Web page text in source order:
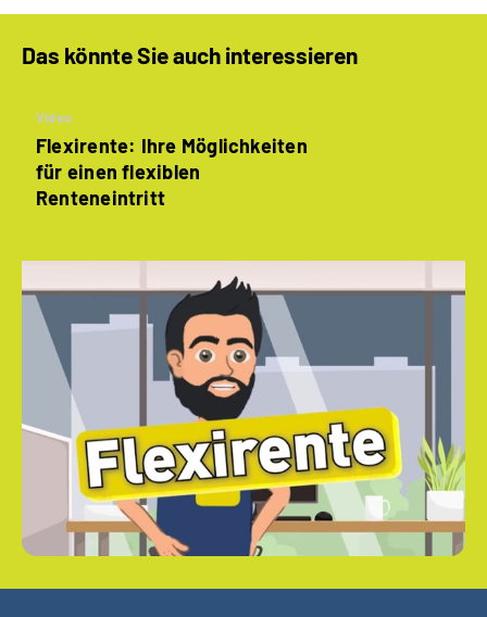
Das könnte Sie auch interessieren
Video
Flexirente: Ihre Möglichkeiten
für einen flexiblen
Renteneintritt